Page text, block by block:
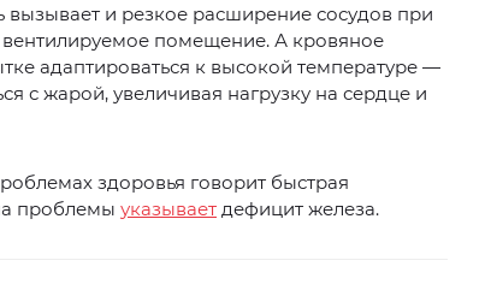
и резкое расширение сосудов при
помещение. А кровяное
адаптироваться к высокой температуре —
с жарой, увеличивая нагрузку на сердце и
здоровья говорит быстрая
проблемы указывает дефицит железа.